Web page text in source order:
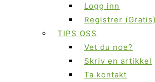
Logg inn
Registrer (Gratis)
TIPS OSS
Vet du noe?
Skriv en artikkel
Ta kontakt